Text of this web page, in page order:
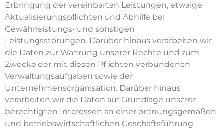
Erbringung der vereinbarten Leistungen, etwaige
Aktualisierungspflichten und Abhilfe bei
Gewährleistungs- und sonstigen
Leistungsstörungen. Darüber hinaus verarbeiten wir
die Daten zur Wahrung unserer Rechte und zum
Zwecke der mit diesen Pflichten verbundenen
Verwaltungsaufgaben sowie der
Unternehmensorganisation. Darüber hinaus
verarbeiten wir die Daten auf Grundlage unserer
berechtigten Interessen an einer ordnungsgemäßen
und betriebswirtschaftlichen Geschäftsführung